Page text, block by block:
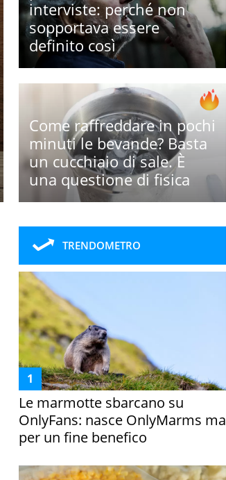
interviste: perché non
sopportava essere
definito così
Come raffreddare in pochi
minuti le bevande? Basta
un cucchiaio di sale. È
una questione di fisica
TRENDOMETRO
Le marmotte sbarcano su
OnlyFans: nasce OnlyMarms ma
per un fine benefico